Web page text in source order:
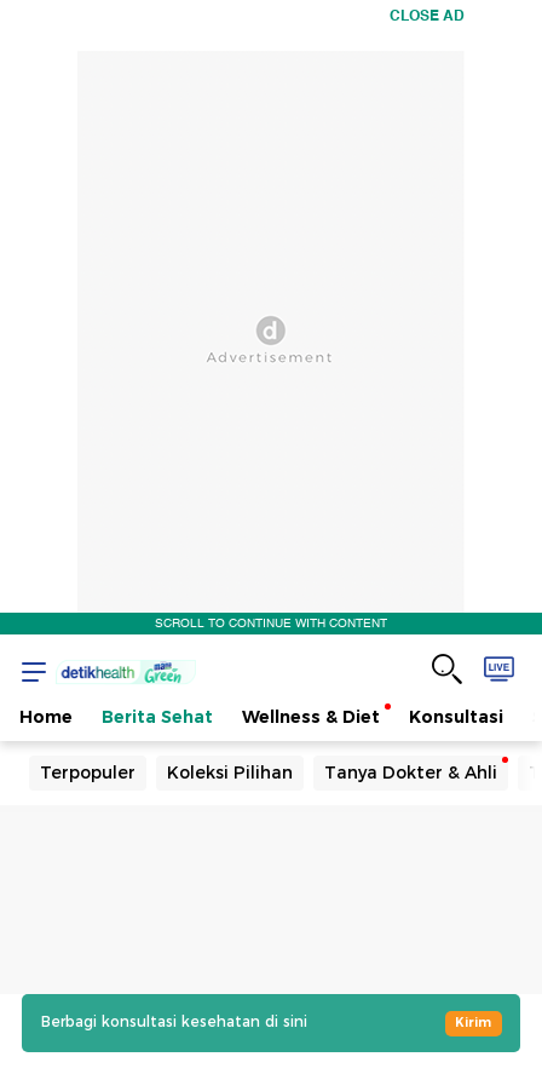
CLOSE AD
SCROLL TO CONTINUE WITH CONTENT
Home Berita Sehat Wellness & Diet Konsultasi
Terpopuler Koleksi Pilihan Tanya Dokter & Ahli
Berbagi konsultasi kesehatan di sini Kirim